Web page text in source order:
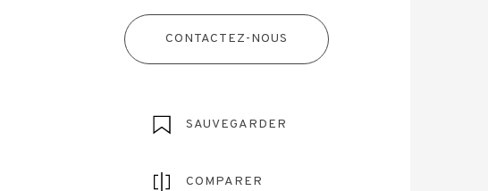
CONTACTEZ-NOUS
SAUVEGARDER
COMPARER